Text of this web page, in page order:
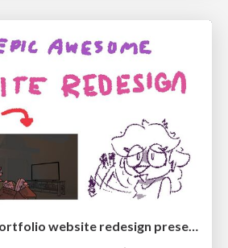
sira's awesome portfolio website redesign presentation